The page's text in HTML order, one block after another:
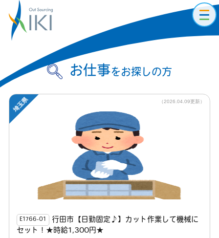
お仕事をお探しの方
E1766-01
行田市【日勤固定♪】カット作業して機械に
セット！★時給1,300円★
（2026.04.09更新）
埼玉県